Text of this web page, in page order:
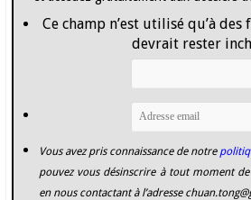
Ce champ n’est utilisé qu’à
devrait rester
Vous avez pris connaissance de notre
pouvez vous désinscrire à tout moment
en nous contactant à l’adresse